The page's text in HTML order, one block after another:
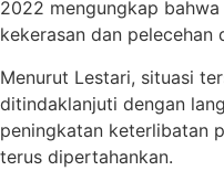
2022 mengungkap bahwa
kekerasan dan pelecehan
Menurut Lestari, situasi
ditindaklanjuti dengan
peningkatan keterlibatan
terus dipertahankan.